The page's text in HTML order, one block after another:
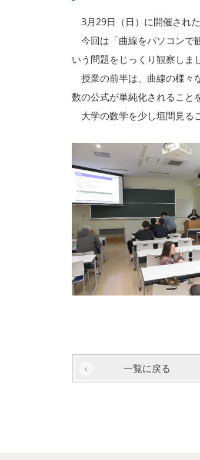
3月29日（日）に開催され
今回は「曲線をパソコンで
いう問題をじっくり観察しま
授業の前半は、曲線の様々
数の公式が単純化されること
大学の数学を少し垣間見る
一覧に戻る